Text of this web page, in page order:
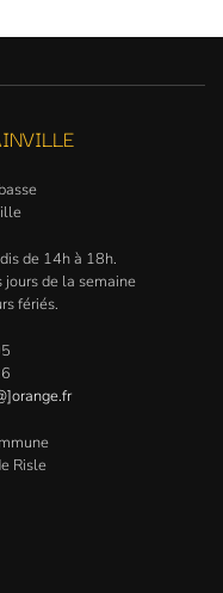
de 14h à 18h.
jours de la semaine
fériés.
Risle